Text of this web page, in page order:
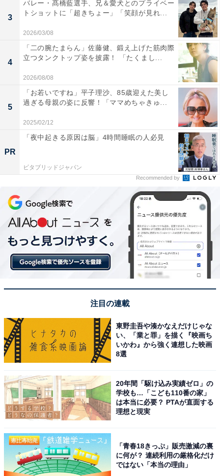
3
バレー・髙橋藍選手、兄＆愛犬とのプライベー
トショットに「超きちょー」「笑顔が見れ...
2026/03/08
4
「二の腕たまらん」佐藤健、鍛え上げた筋肉際
立つタンクトップ姿を披露！ 「たくまし...
2026/08/08
5
「お若いですね」平子理沙、85歳迎えた美し
過ぎる母親の姿に反響！「ママめちゃきゅ...
2025/02/12
PR
「夜中起きる原因は脳」4時間睡眠の人必見
ビタブリッドジャパン
Recommended by
注目の連載
東野圭吾や湊かなえだけじゃな
い、「業と罪」を描く『映画ち
いかわ』から強く連想した映画
8選
20年間「駆け込み実績ゼロ」の
学校も…「こども110番の家」
は本当に必要？ PTAが直面する
理想と現実
「青春18きっぷ」販売激減の裏
に何が？ 連続利用の厳格化だけ
ではない「本当の理由」